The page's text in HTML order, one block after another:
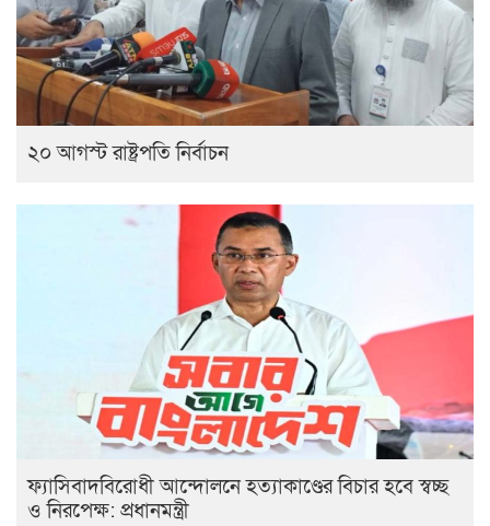
২০ আগস্ট রাষ্ট্রপতি নির্বাচন
ফ্যাসিবাদবিরোধী আন্দোলনে হত্যাকাণ্ডের বিচার হবে স্বচ্ছ
ও নিরপেক্ষ: প্রধানমন্ত্রী